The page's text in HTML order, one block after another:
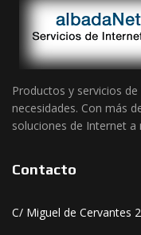
Productos y servicios
necesidades. Con más
soluciones de Internet a
Contacto
C/ Miguel de Cervantes